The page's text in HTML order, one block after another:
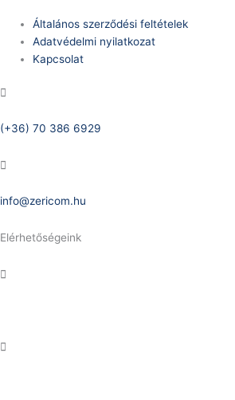
Általános szerződési feltételek
Adatvédelmi nyilatkozat
Kapcsolat
(+36) 70 386 6929
info@zericom.hu
Elérhetőségeink